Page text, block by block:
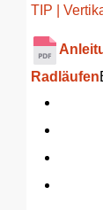
TIP |
Radläufen